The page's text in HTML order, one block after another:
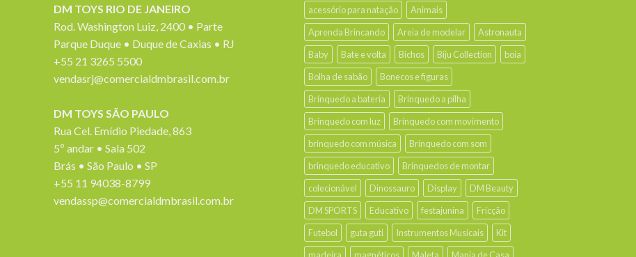
DM TOYS RIO DE JANEIRO
Rod. Washington Luiz, 2400 • Parte
Parque Duque • Duque de Caxias • RJ
+55 21 3265 5500
vendasrj@comercialdmbrasil.com.br
DM TOYS SÃO PAULO
Rua Cel. Emídio Piedade, 863
5º andar • Sala 502
Brás • São Paulo • SP
+55 11 94038-8799
vendassp@comercialdmbrasil.com.br
acessório para natação
Animais
Aprenda Brincando
Areia de modelar
Astronauta
Baby
Bate e volta Bichos Biju Collection
boia
Bolha de sabão
Bonecos e figuras
Brinquedo a bateria
Brinquedo a pilha
Brinquedo com luz
Brinquedo com movimento
brinquedo com música
Brinquedo com som
brinquedo educativo
Brinquedos de montar
colecionável
Dinossauro Display
DM Beauty
DM SPORTS
Educativo festajunina
Fricção
Futebol
guta guti Instrumentos Musicais
Kit